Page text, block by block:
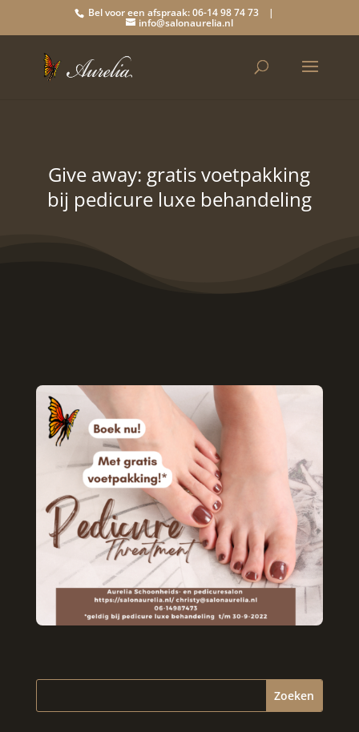
Bel voor een afspraak: 06-14 98 74 73 |
info@salonaurelia.nl
Give away: gratis voetpakking
bij pedicure luxe behandeling